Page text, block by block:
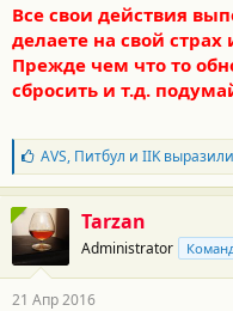
Все свои действия
делаете на свой страх
Прежде чем что то
сбросить и т.д.
Б
л
а
г
о
д
а
AVS, Питбул и IIKвыразили
Tarzan
Administrator
21 Апр 2016